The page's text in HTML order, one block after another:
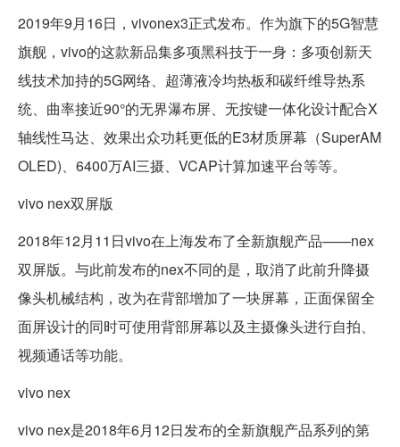
2019年9月16日，vivonex3正式发布。作为旗下的5G智慧
旗舰，vivo的这款新品集多项黑科技于一身：多项创新天
线技术加持的5G网络、超薄液冷均热板和碳纤维导热系
统、曲率接近90°的无界瀑布屏、无按键一体化设计配合X
轴线性马达、效果出众功耗更低的E3材质屏幕（SuperAM
OLED)、6400万AI三摄、VCAP计算加速平台等等。
vivo nex双屏版
2018年12月11日vivo在上海发布了全新旗舰产品——nex
双屏版。与此前发布的nex不同的是，取消了此前升降摄
像头机械结构，改为在背部增加了一块屏幕，正面保留全
面屏设计的同时可使用背部屏幕以及主摄像头进行自拍、
视频通话等功能。
vivo nex
vivo nex是2018年6月12日发布的全新旗舰产品系列的第